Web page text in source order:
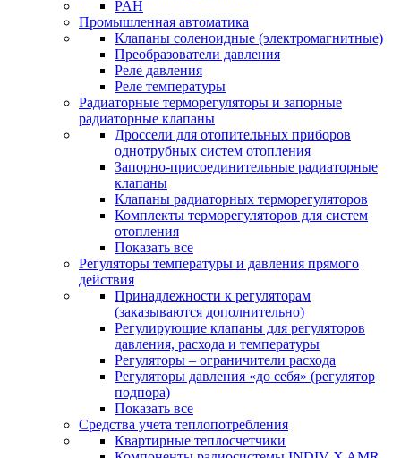
PAH
Промышленная автоматика
Клапаны соленоидные (электромагнитные)
Преобразователи давления
Реле давления
Реле температуры
Радиаторные терморегуляторы и запорные
радиаторные клапаны
Дроссели для отопительных приборов
однотрубных систем отопления
Запорно-присоединительные радиаторные
клапаны
Клапаны радиаторных терморегуляторов
Комплекты терморегуляторов для систем
отопления
Показать все
Регуляторы температуры и давления прямого
действия
Принадлежности к регуляторам
(заказываются дополнительно)
Регулирующие клапаны для регуляторов
давления, расхода и температуры
Регуляторы – ограничители расхода
Регуляторы давления «до себя» (регулятор
подпора)
Показать все
Средства учета теплопотребления
Квартирные теплосчетчики